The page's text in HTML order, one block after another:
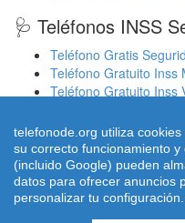
🩺 Teléfonos INSS
Teléfono Gratis
Teléfono Gratuito Inss
Teléfono Gratuito Inss
Cita Previa Médicos
Cita Previa Sas
© 2026 telefonode.org |
telefonode.org utiliza
su correcto funcionamiento
(incluido Google) pueden
datos para ofrecer anuncios
personalizar tu